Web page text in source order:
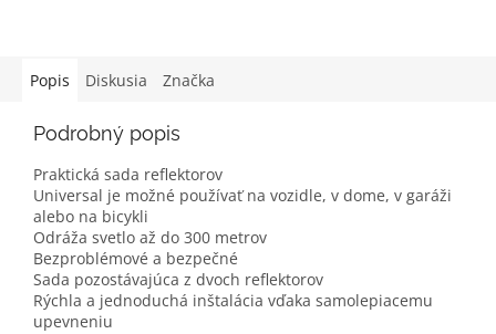
Popis Diskusia Značka
Podrobný popis
Praktická sada reflektorov
Universal je možné používať na vozidle, v dome, v garáži
alebo na bicykli
Odráža svetlo až do 300 metrov
Bezproblémové a bezpečné
Sada pozostávajúca z dvoch reflektorov
Rýchla a jednoduchá inštalácia vďaka samolepiacemu
upevneniu